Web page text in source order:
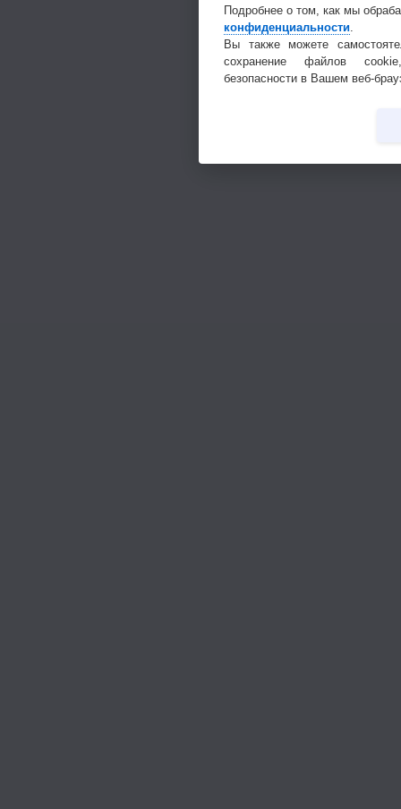
Подробнее о том, как мы
конфиденциальности.
Вы также можете
сохранение файлов
безопасности в Вашем веб-